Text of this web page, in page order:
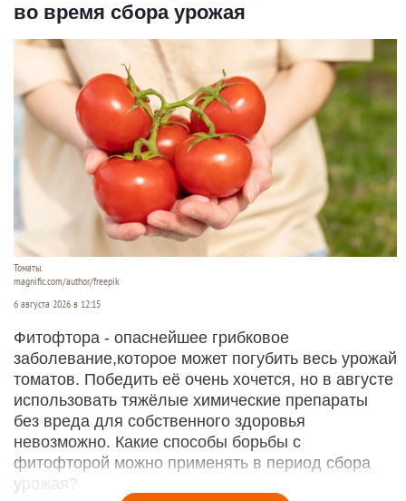
во время сбора урожая
Томаты.
magnific.com/author/freepik
6 августа 2026 в 12:15
Фитофтора - опаснейшее грибковое
заболевание,которое может погубить весь урожай
томатов. Победить её очень хочется, но в августе
использовать тяжёлые химические препараты
без вреда для собственного здоровья
невозможно. Какие способы борьбы с
фитофторой можно применять в период сбора
урожая?